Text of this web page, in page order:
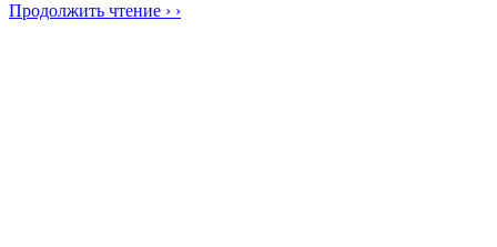
Продолжить чтение › ›